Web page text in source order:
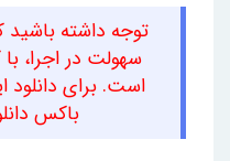
توجه داشته
سهولت در اجرا،
است. برای دانلود
باکس